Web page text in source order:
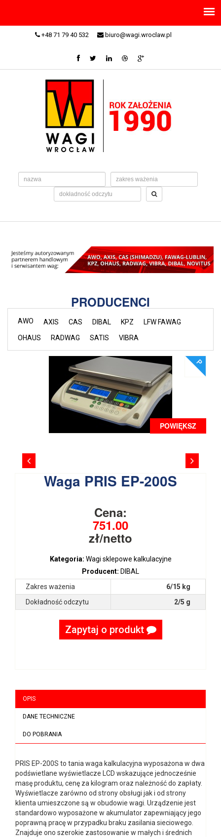
+48 71 79 40 532 biuro@wagi.wroclaw.pl
PRODUCENCI
AWO AXIS CAS DIBAL KPZ
LFW FAWAG
OHAUS
RADWAG SATIS VIBRA
POWIĘKSZ
Waga PRIS EP-200S
Cena:
751.00
zł/netto
Kategoria: Wagi sklepowe kalkulacyjne
Producent: DIBAL
Zakres ważenia
6/15 kg
Dokładność odczytu
2/5 g
Zapytaj o produkt
OPIS
DANE TECHNICZNE
DO POBRANIA
PRIS EP-200S to tania waga kalkulacyjna wyposażona w dwa
podświetlane wyświetlacze LCD wskazujące jednocześnie
masę produktu, cenę za kilogram oraz należność do zapłaty.
Wyświetlacze zarówno od strony obsługi jak i od strony
klienta umieszczone są w obudowie wagi. Urządzenie jest
standardowo wyposażone w akumulator zapewniający jego
poprawną pracę w przypadku braku zasilania sieciowego.
Znajduje ono szerokie zastosowanie w małych i średnich